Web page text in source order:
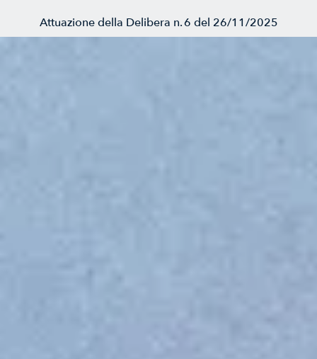
Attuazione della Delibera n. 6 del 26/11/2025